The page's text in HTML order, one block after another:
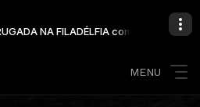
NA FILADÉLFIA com Rádio Missionária
( Aleluia ) - Agnus Dei
MENU